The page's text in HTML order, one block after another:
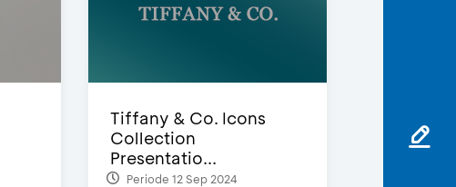
Tiffany & Co. Icons
Collection
Presentatio...
Periode 12 Sep 2024